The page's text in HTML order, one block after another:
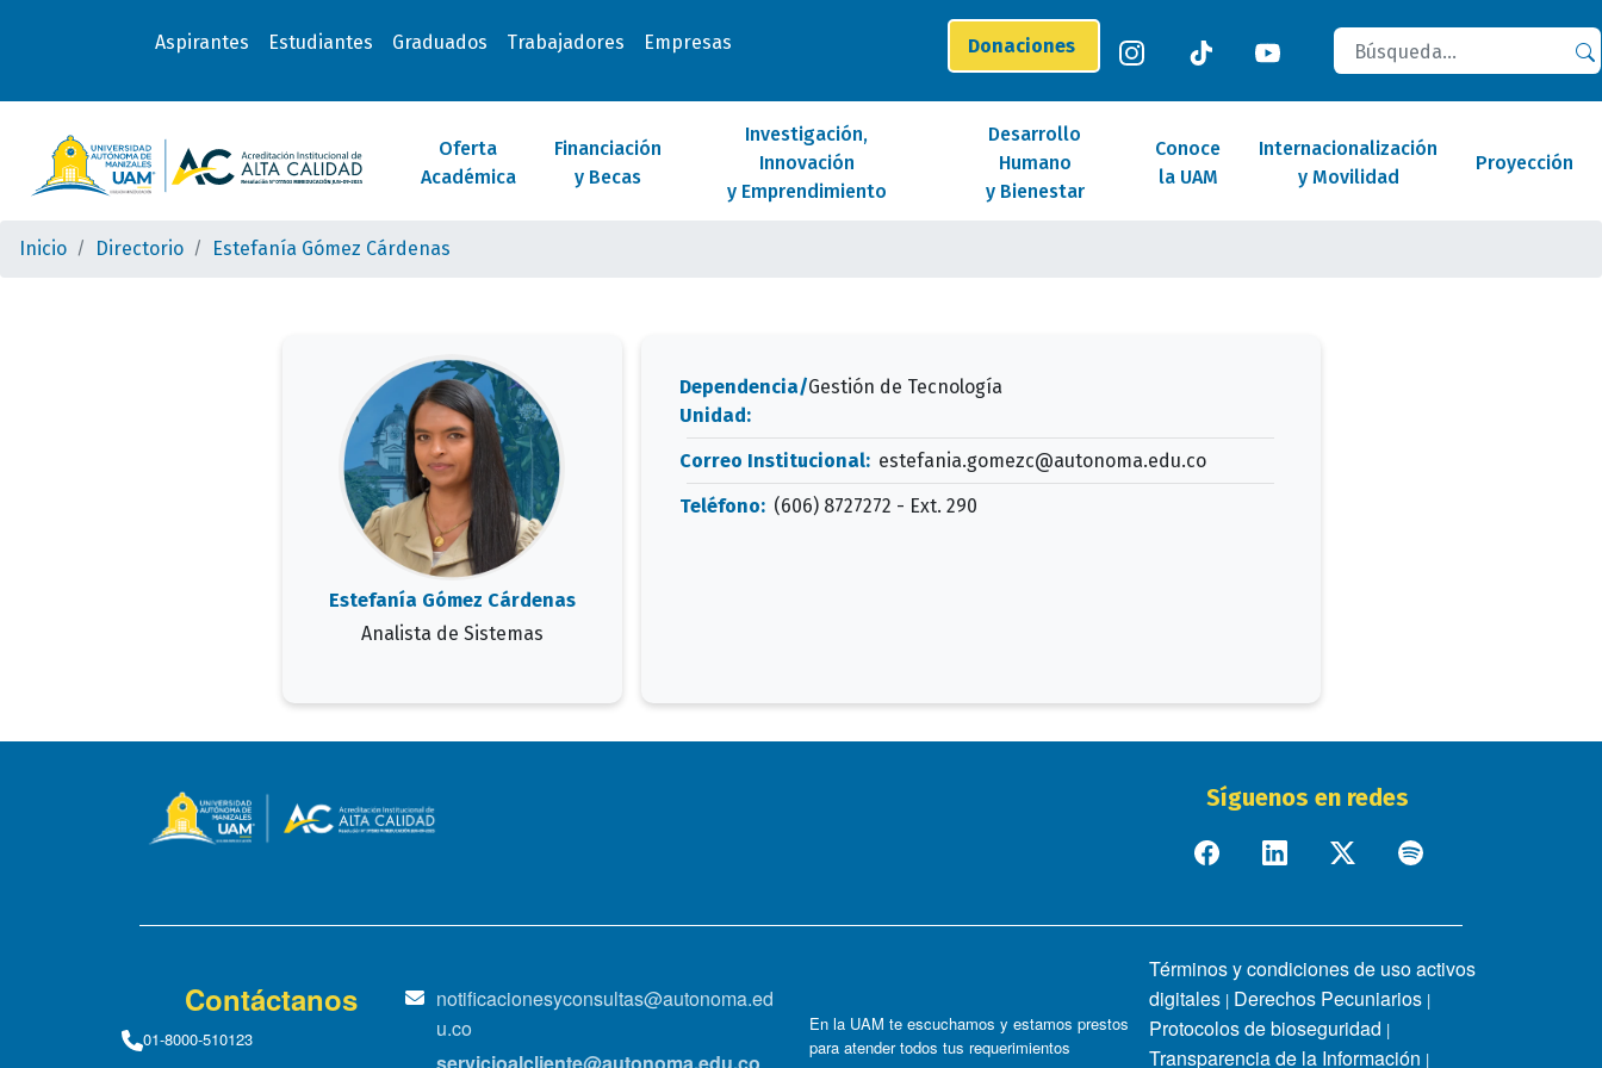
Aspirantes Estudiantes Graduados Trabajadores Empresas Donaciones
Buscar
Oferta
Académica
Financiación
y Becas
Investigación,
Innovación
y Emprendimiento
Desarrollo
Humano
y Bienestar
Conoce
la UAM
Internacionalización
y Movilidad
Proyección
Inicio Directorio Estefanía Gómez Cárdenas
Estefanía Gómez Cárdenas
Analista de Sistemas
Dependencia/
Unidad:
Gestión de Tecnología
Correo Institucional: estefania.gomezc@autonoma.edu.co
Teléfono: (606) 8727272 - Ext. 290
Síguenos en redes
Contáctanos
01-8000-510123
notificacionesyconsultas@autonoma.ed
u.co
En la UAM te escuchamos y estamos prestos
para atender todos tus requerimientos
Términos y condiciones de uso activos
digitales | Derechos Pecuniarios |
Protocolos de bioseguridad |
Transparencia de la Información |